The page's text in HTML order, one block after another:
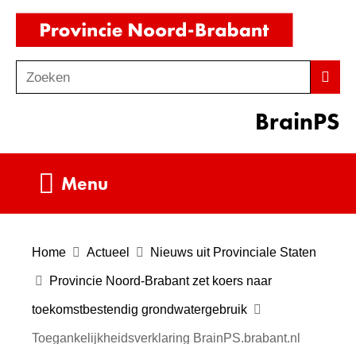
Ga
de
inhoud
o
Zoeken
BrainPS
Menu
Home Actueel Nieuws uit Provinciale Staten
Provincie Noord-Brabant zet koers naar
toekomstbestendig grondwatergebruik
Toegankelijkheidsverklaring BrainPS.brabant.nl